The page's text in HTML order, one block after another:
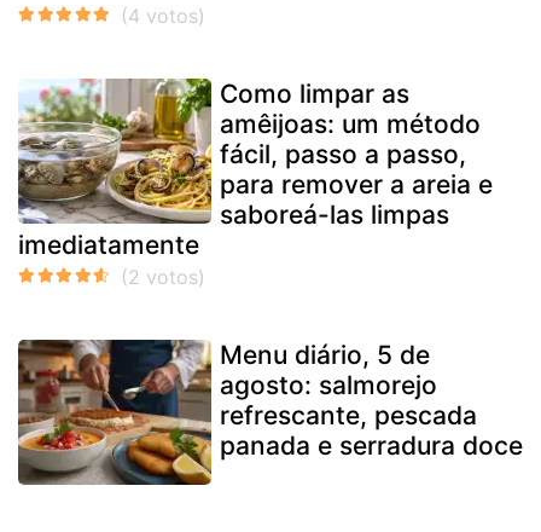
Como limpar as
amêijoas: um método
fácil, passo a passo,
para remover a areia e
saboreá-las limpas
imediatamente
Menu diário, 5 de
agosto: salmorejo
refrescante, pescada
panada e serradura doce